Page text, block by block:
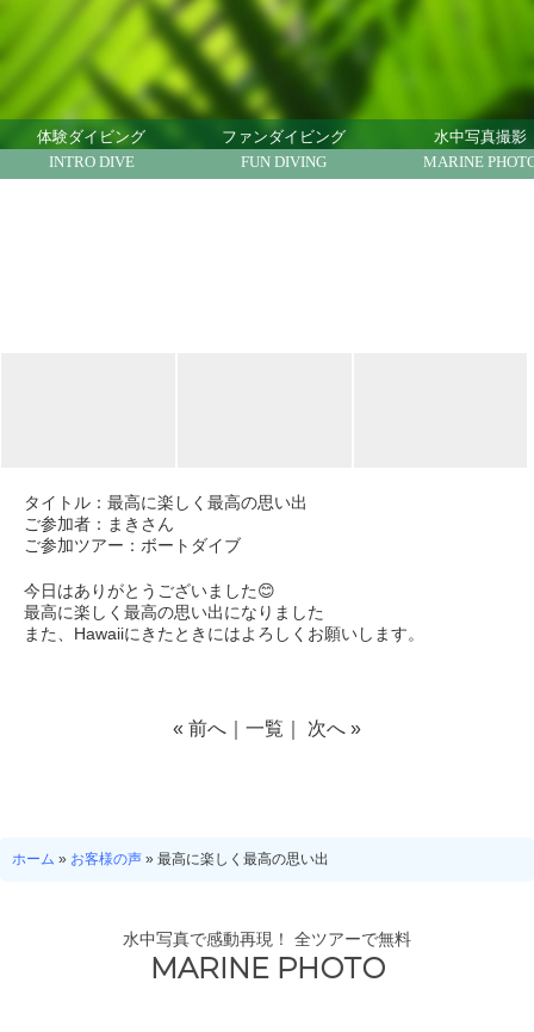
ハワイでダイビング ハワイで体験ダイビング ノ
ースショア
体験ダイビング
INTRO DIVE
ファンダイビング
FUN DIVING
水中写真撮影
MARINE
タイトル： 最高に楽しく最高の思い出
ご参加者：まきさん
ご参加ツアー：ボートダイブ
今日はありがとうございました😊
最高に楽しく最高の思い出になりました
また、Hawaiiにきたときにはよろしくお願いします。
« 前へ 一覧 次へ »
ホーム » お客様の声 » 最高に楽しく最高の思い出
水中写真で感動再現！ 全ツアーで無料
MARINE PHOTO